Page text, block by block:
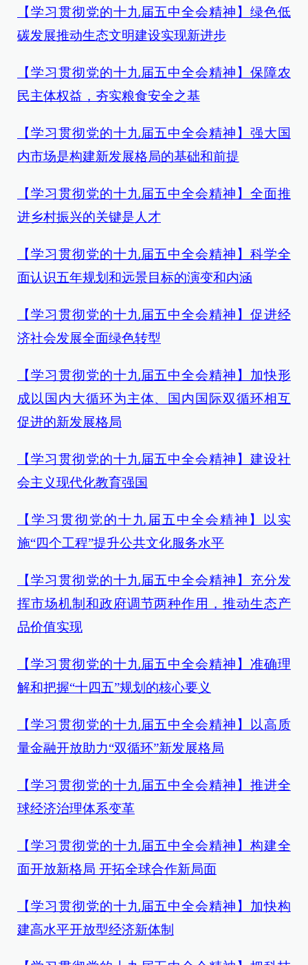
【学习贯彻党的十九届五中全会精神】绿色低
碳发展推动生态文明建设实现新进步
【学习贯彻党的十九届五中全会精神】保障农
民主体权益，夯实粮食安全之基
【学习贯彻党的十九届五中全会精神】强大国
内市场是构建新发展格局的基础和前提
【学习贯彻党的十九届五中全会精神】全面推
进乡村振兴的关键是人才
【学习贯彻党的十九届五中全会精神】科学全
面认识五年规划和远景目标的演变和内涵
【学习贯彻党的十九届五中全会精神】促进经
济社会发展全面绿色转型
【学习贯彻党的十九届五中全会精神】加快形
成以国内大循环为主体、国内国际双循环相互
促进的新发展格局
【学习贯彻党的十九届五中全会精神】建设社
会主义现代化教育强国
【学习贯彻党的十九届五中全会精神】以实
施“四个工程”提升公共文化服务水平
【学习贯彻党的十九届五中全会精神】 充分发
挥市场机制和政府调节两种作用，推动生态产
品价值实现
【学习贯彻党的十九届五中全会精神】准确理
解和把握“十四五”规划的核心要义
【学习贯彻党的十九届五中全会精神】以高质
量金融开放助力“双循环”新发展格局
【学习贯彻党的十九届五中全会精神】推进全
球经济治理体系变革
【学习贯彻党的十九届五中全会精神】构建全
面开放新格局 开拓全球合作新局面
【学习贯彻党的十九届五中全会精神】加快构
建高水平开放型经济新体制